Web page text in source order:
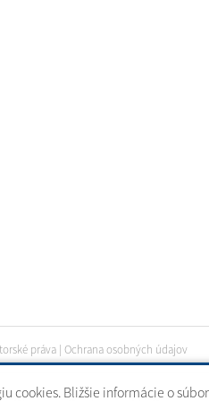
cookies. Bližšie informácie o
práva| Ochrana osobných údajov
|webex.digital|domény|registrácia